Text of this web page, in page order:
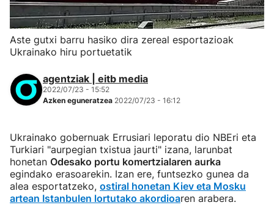
Aste gutxi barru hasiko dira zereal esportazioak
Ukrainako hiru portuetatik
agentziak | eitb media
2022/07/23 - 15:52
Azken eguneratzea 2022/07/23 - 16:12
Ukrainako gobernuak Errusiari leporatu dio NBEri eta
Turkiari "aurpegian txistua jaurti" izana, larunbat
honetan Odesako portu komertzialaren aurka
egindako erasoarekin. Izan ere, funtsezko gunea da
alea esportatzeko, ostiral honetan Kiev eta Mosku
artean Istanbulen lortutako akordioaren arabera.